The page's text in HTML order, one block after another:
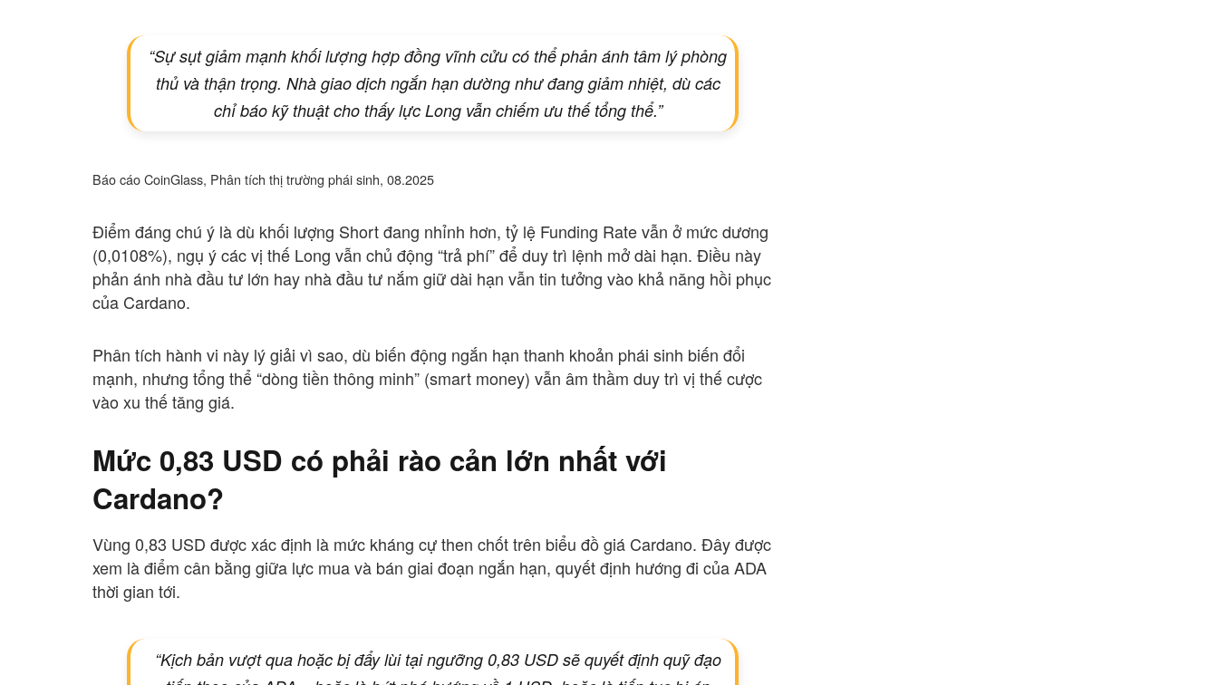
“Sự sụt giảm mạnh khối lượng hợp đồng vĩnh cửu có thể phản ánh tâm lý phòng
thủ và thận trọng. Nhà giao dịch ngắn hạn dường như đang giảm nhiệt, dù các
chỉ báo kỹ thuật cho thấy lực Long vẫn chiếm ưu thế tổng thể.”
Báo cáo CoinGlass, Phân tích thị trường phái sinh, 08.2025
Điểm đáng chú ý là dù khối lượng Short đang nhỉnh hơn, tỷ lệ Funding Rate vẫn ở mức dương
(0,0108%), ngụ ý các vị thế Long vẫn chủ động “trả phí” để duy trì lệnh mở dài hạn. Điều này
phản ánh nhà đầu tư lớn hay nhà đầu tư nắm giữ dài hạn vẫn tin tưởng vào khả năng hồi phục
của Cardano.
Phân tích hành vi này lý giải vì sao, dù biến động ngắn hạn thanh khoản phái sinh biến đổi
mạnh, nhưng tổng thể “dòng tiền thông minh” (smart money) vẫn âm thầm duy trì vị thế cược
vào xu thế tăng giá.
Mức 0,83 USD có phải rào cản lớn nhất với
Cardano?
Vùng 0,83 USD được xác định là mức kháng cự then chốt trên biểu đồ giá Cardano. Đây được
xem là điểm cân bằng giữa lực mua và bán giai đoạn ngắn hạn, quyết định hướng đi của ADA
thời gian tới.
“Kịch bản vượt qua hoặc bị đẩy lùi tại ngưỡng 0,83 USD sẽ quyết định quỹ đạo